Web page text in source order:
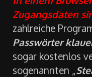
In einem
Zugangsdaten
zahlreiche
Passwörter
sogar kostenlos